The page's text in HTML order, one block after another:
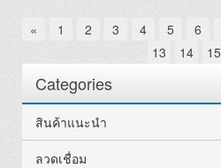
« 1 2 3 4 5 6
13
14 15
Categories
สินค้าแนะนำ
ลวดเชื่อม